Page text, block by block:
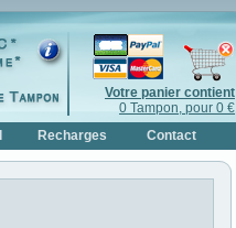
Votre panier contient
0 Tampon, pour 0 €
Recharges Contact